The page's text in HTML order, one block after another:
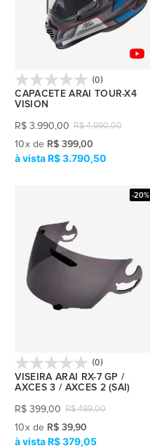
(0)
CAPACETE ARAI TOUR-X4
VISION
R$ 4.990,00
R$ 3.990,00
10x de R$ 399,00
R$ 3.790,50
-20%
(0)
VISEIRA ARAI RX-7 GP /
AXCES 3 / AXCES 2 (SAI)
R$ 499,00
R$ 399,00
10x de R$ 39,90
R$ 379,05